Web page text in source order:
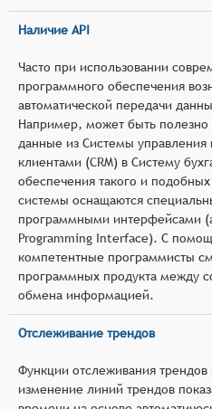
Наличие API
Часто при использовании
программного обеспечения
автоматической передачи
Например, может быть полезно
данные из Системы
клиентами (CRM) в Систему
обеспечения такого и
системы оснащаются
программными интерфейсами
Programming Interface). С
компетентные программисты
программных продукта между
обмена информацией.
Отслеживание трендов
Функции отслеживания трендов
изменение линий трендов